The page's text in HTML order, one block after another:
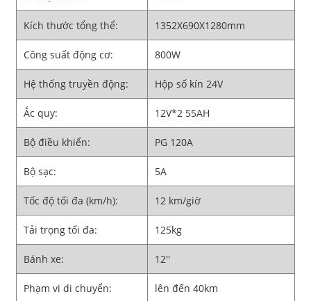
Kích thước tổng thể: 1352X690X1280mm
Công suất động cơ: 800W
Hệ thống truyền động: Hộp số kín 24V
Ắc quy: 12V*2 55AH
Bộ điều khiển: PG 120A
Bộ sạc: 5A
Tốc độ tối đa (km/h): 12 km/giờ
Tải trọng tối đa: 125kg
Bánh xe: 12''
Phạm vi di chuyển: lên đến 40km